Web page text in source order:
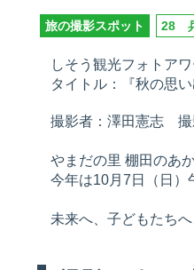
旅の撮影スポット 28
しそう観光フォトア
タイトル：『秋の思い
撮影者：澤田憲志 撮
やまだの里 棚田のあ
今年は10月7日（日）
未来へ、子どもたち